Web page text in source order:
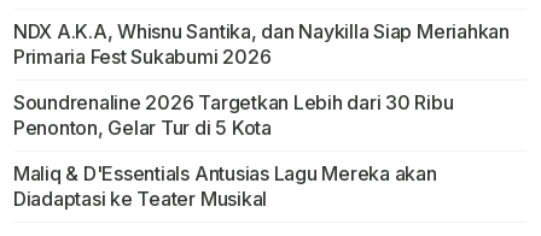
NDX A.K.A, Whisnu Santika, dan Naykilla Siap Meriahkan
Primaria Fest Sukabumi 2026
Soundrenaline 2026 Targetkan Lebih dari 30 Ribu
Penonton, Gelar Tur di 5 Kota
Maliq & D'Essentials Antusias Lagu Mereka akan
Diadaptasi ke Teater Musikal